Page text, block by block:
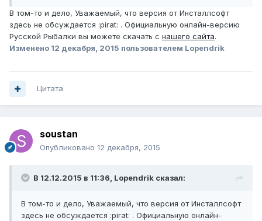
В том-то и дело, Уважаемый, что версия от Инсталлсофт
здесь не обсуждается :pirat: . Официальную онлайн-версию
Русской Рыбалки вы можете скачать с нашего сайта.
Изменено 12 декабря, 2015 пользователем Lopendrik
Цитата
soustan
Опубликовано 12 декабря, 2015
В 12.12.2015 в 11:36, Lopendrik сказал:
В том-то и дело, Уважаемый, что версия от Инсталлсофт
здесь не обсуждается :pirat: . Официальную онлайн-